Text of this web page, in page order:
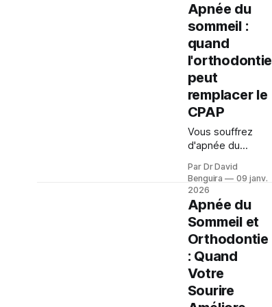
Apnée du
sommeil :
quand
l'orthodontie
peut
remplacer le
CPAP
Vous souffrez
d'apnée du
supportez pas le
masque CPAP?
Une solution
orthodontique
pourrait
transformer vos
nuits. Découvrez
comment les
dispositifs
d'avancement
Par Dr David
Benguira
09 janv.
2026
Apnée du
Sommeil et
Orthodontie
: Quand
Votre
Sourire